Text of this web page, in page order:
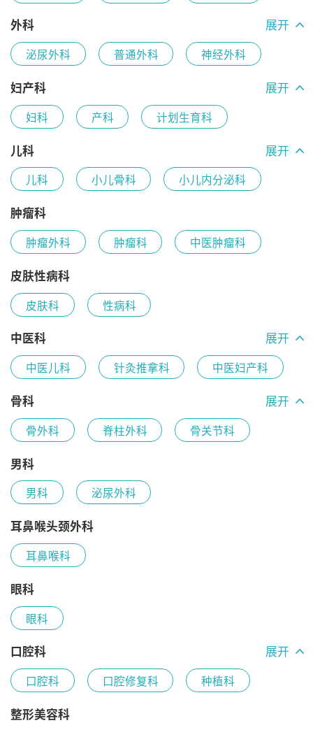
心血管内科
内分泌代谢科 呼吸内科 血液内科
老年病科
外科 展开
泌尿外科 普通外科 神经外科
肛肠科 甲状腺乳腺外科
心胸外科 血管外科 疼痛麻醉科
妇产科 展开
妇科 产科 计划生育科
妇产科综合
儿科 展开
儿科 小儿骨科 小儿内分泌科
小儿营养保健科
小儿呼吸科 儿童推拿科
小儿感染内科
肿瘤科
肿瘤外科 肿瘤科 中医肿瘤科
皮肤性病科
皮肤科 性病科
中医科 展开
中医儿科 针灸推拿科 中医妇产科
中医心脑血管科
中医科综合 中西医结合科
骨科 展开
骨外科 脊柱外科 骨关节科
手足外科
男科
男科 泌尿外科
耳鼻喉头颈外科
耳鼻喉科
眼科
眼科
口腔科 展开
口腔科 口腔修复科 种植科
颌面外科
整形美容科